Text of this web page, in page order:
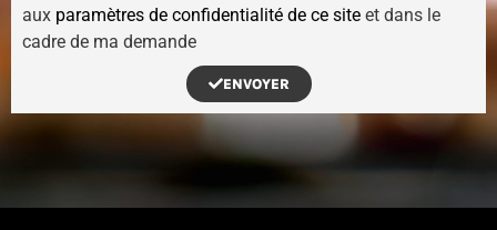
aux paramètres de confidentialité de ce site et dans le
cadre de ma demande
ENVOYER